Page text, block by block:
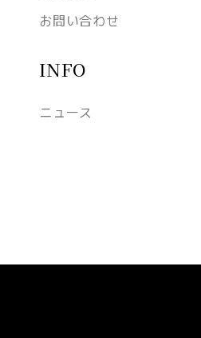
お問い合わせ
INFO
ニュース